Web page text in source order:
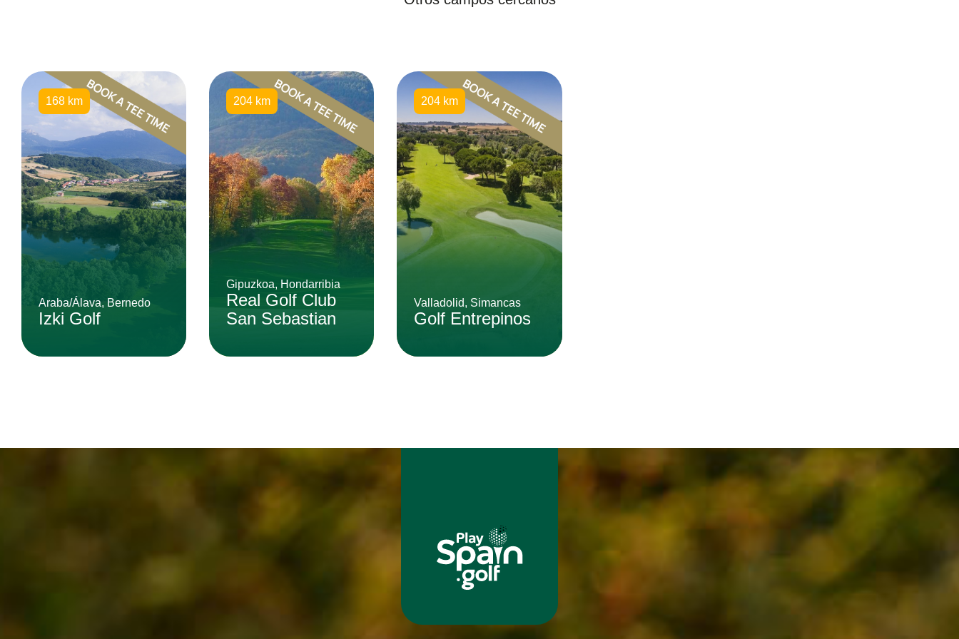
168 km
Araba/Álava, Bernedo
Izki Golf
204 km
Gipuzkoa, Hondarribia
Real Golf Club
San Sebastian
204 km
Valladolid, Simancas
Golf Entrepinos